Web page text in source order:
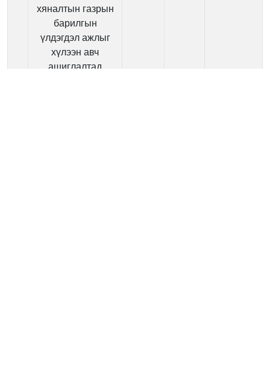
хяналтын газрын
барилгын
үлдэгдэл ажлыг
хүлээн авч
ашиглалтад